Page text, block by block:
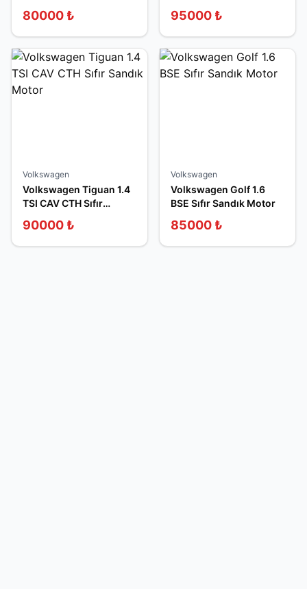
80000 ₺ 95000 ₺
Volkswagen
Volkswagen Tiguan 1.4
TSI CAV CTH Sıfır
90000 ₺
Volkswagen
Volkswagen Golf 1.6
BSE Sıfır Sandık Motor
85000 ₺